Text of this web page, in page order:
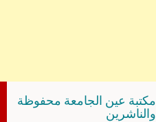
عين الجامعة محفوظة